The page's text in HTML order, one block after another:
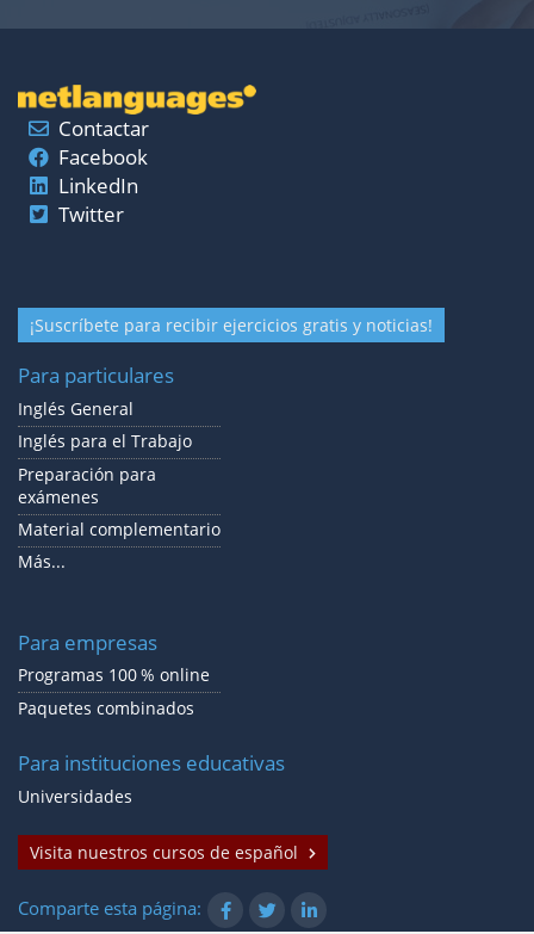
Contactar
Facebook
LinkedIn
Twitter
¡Suscríbete para recibir ejercicios gratis y noticias!
Para particulares
Inglés General
Inglés para el Trabajo
Preparación para
exámenes
Material complementario
Más...
Para empresas
Programas 100 % online
Paquetes combinados
Para instituciones educativas
Universidades
Visita nuestros cursos de español
Comparte esta página: